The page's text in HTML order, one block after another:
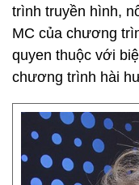
trình truyền hình,
MC của chương
quyen thuộc với
chương trình hài